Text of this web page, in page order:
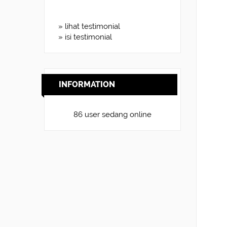
» lihat testimonial
» isi testimonial
INFORMATION
86 user sedang online